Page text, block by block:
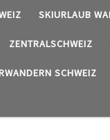
SKIURLAUB
ZENTRALSCHWEIZ
SCHWEIZ